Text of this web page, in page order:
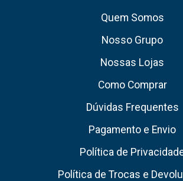
Quem Somos
Nosso Grupo
Nossas Lojas
Como Comprar
Dúvidas Frequentes
Pagamento e Envio
Política de
Política de Trocas e